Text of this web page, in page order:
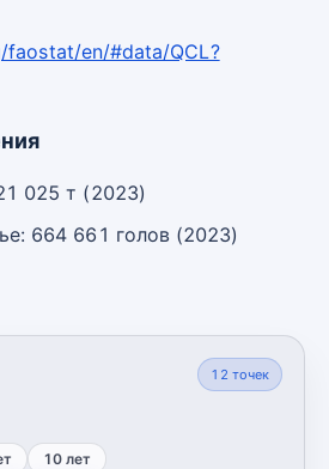
en/#data/QCL?
025 т (2023)
664 661 голов (2023)
12 точек
10 лет